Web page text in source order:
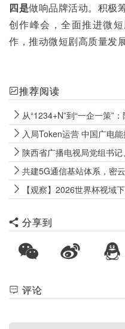
四是做响品牌活动。积极
创作峰会，全面推进微
作，推动微短剧高质量发展
推荐阅读
从“1234+N”到“一企一策”：陕
入局Token运营 中国广电
陕西省广播电视局党组书记、局长单舒平调研陕
共建5G通信基站体系，密云区与中
【观察】2026世界杯视域
分享到
评论